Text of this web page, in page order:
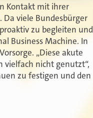
Kontakt mit ihrer
Da viele Bundesbürger
zu begleiten und
Business Machine. In
„Diese akute
vielfach nicht genutzt“,
zu festigen und den